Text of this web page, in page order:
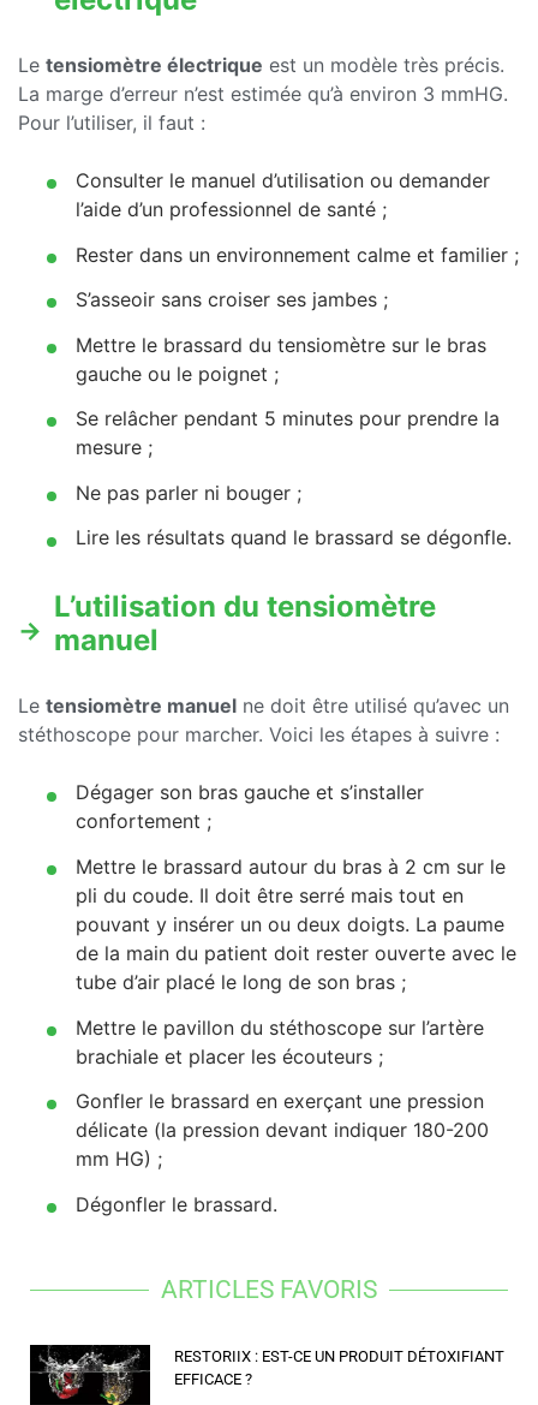
Le tensiomètre électrique est un modèle très précis.
La marge d’erreur n’est estimée qu’à environ 3 mmHG.
Pour l’utiliser, il faut :
Consulter le manuel d’utilisation ou demander
l’aide d’un professionnel de santé ;
Rester dans un environnement calme et familier ;
S’asseoir sans croiser ses jambes ;
Mettre le brassard du tensiomètre sur le bras
gauche ou le poignet ;
Se relâcher pendant 5 minutes pour prendre la
mesure ;
Ne pas parler ni bouger ;
Lire les résultats quand le brassard se dégonfle.
L’utilisation du tensiomètre
manuel
Le tensiomètre manuel ne doit être utilisé qu’avec un
stéthoscope pour marcher. Voici les étapes à suivre :
Dégager son bras gauche et s’installer
confortement ;
Mettre le brassard autour du bras à 2 cm sur le
pli du coude. Il doit être serré mais tout en
pouvant y insérer un ou deux doigts. La paume
de la main du patient doit rester ouverte avec le
tube d’air placé le long de son bras ;
Mettre le pavillon du stéthoscope sur l’artère
brachiale et placer les écouteurs ;
Gonfler le brassard en exerçant une pression
délicate (la pression devant indiquer 180-200
mm HG) ;
Dégonfler le brassard.
ARTICLES FAVORIS
RESTORIIX : EST-CE UN PRODUIT DÉTOXIFIANT
EFFICACE ?